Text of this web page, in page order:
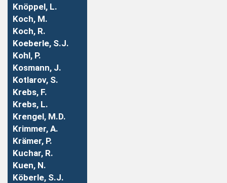
Knöppel, L.
Koch, M.
Koch, R.
Koeberle, S.J.
Kohl, P.
Kosmann, J.
Kotlarov, S.
Krebs, F.
Krebs, L.
Krengel, M.D.
Krimmer, A.
Krämer, P.
Kuchar, R.
Kuen, N.
Köberle, S.J.